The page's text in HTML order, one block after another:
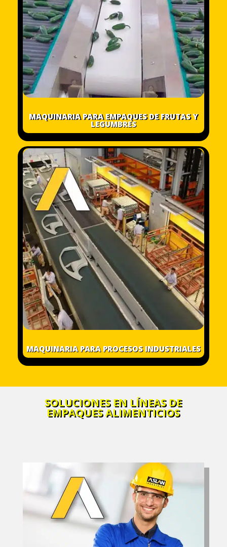
MAQUINARIA PARA EMPAQUES DE FRUTAS Y
LEGUMBRES
MAQUINARIA PARA PROCESOS INDUSTRIALES
SOLUCIONES EN LÍNEAS DE
EMPAQUES ALIMENTICIOS